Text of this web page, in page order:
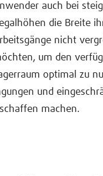
auch bei
die Breite
nicht
um den
optimal zu
und
machen.